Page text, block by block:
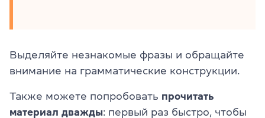
Выделяйте незнакомые фразы и обращайте
внимание на грамматические конструкции.
Также можете попробовать прочитать
материал дважды: первый раз быстро, чтобы